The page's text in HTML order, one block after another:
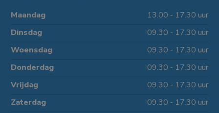
Maandag
13.00 - 17.30 uur
Dinsdag
09.30 - 17.30 uur
Woensdag
09.30 - 17.30 uur
Donderdag
09.30 - 17.30 uur
Vrijdag
09.30 - 17.30 uur
Zaterdag
09.30 - 17.30 uur